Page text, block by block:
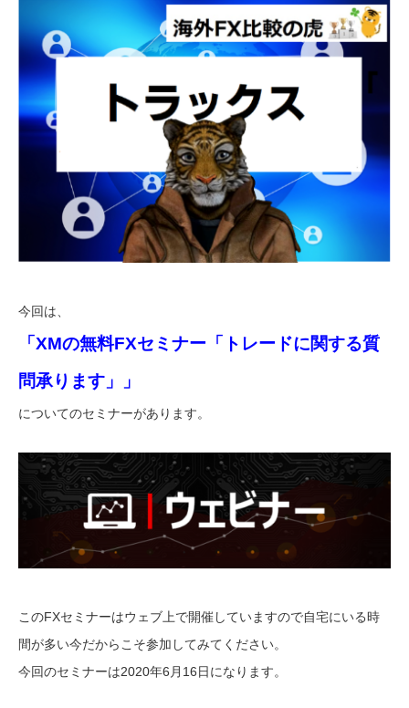
今回は、
「XMの無料FXセミナー「トレードに関する質
問承ります」」
についてのセミナーがあります。
このFXセミナーはウェブ上で開催していますので自宅にいる時
間が多い今だからこそ参加してみてください。
今回のセミナーは2020年6月16日になります。